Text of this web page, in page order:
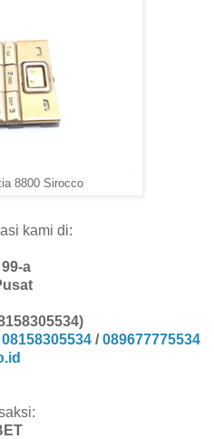
8800 Sirocco
kami di:
a
08158305534 /089677775534